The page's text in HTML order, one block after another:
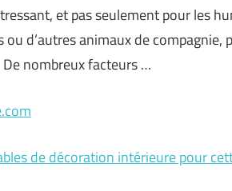
et pas seulement pour les
ou d’autres animaux de
nombreux facteurs …
de décoration intérieure pour